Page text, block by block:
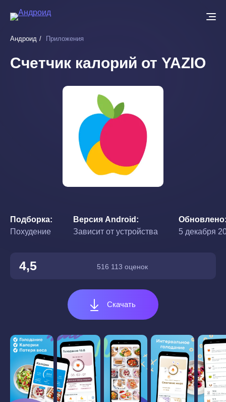
основному
Андроид Приложения
Счетчик калорий от YAZIO
Подборка
Похудение
Версия Android
Зависит от устройства
Обновлено
5 декабря
4,5 516 113 оценок
Скачать